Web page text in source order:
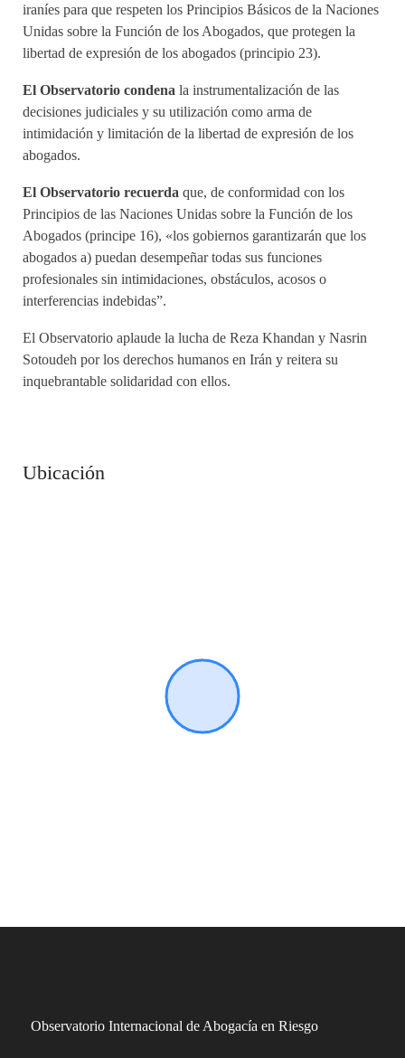
iraníes para que respeten los Principios Básicos de la Naciones
Unidas sobre la Función de los Abogados, que protegen la
libertad de expresión de los abogados (principio 23).
El Observatorio condena la instrumentalización de las
decisiones judiciales y su utilización como arma de
intimidación y limitación de la libertad de expresión de los
abogados.
El Observatorio recuerda que, de conformidad con los
Principios de las Naciones Unidas sobre la Función de los
Abogados (principe 16), «los gobiernos garantizarán que los
abogados a) puedan desempeñar todas sus funciones
profesionales sin intimidaciones, obstáculos, acosos o
interferencias indebidas”.
El Observatorio aplaude la lucha de Reza Khandan y Nasrin
Sotoudeh por los derechos humanos en Irán y reitera su
inquebrantable solidaridad con ellos.
Ubicación
Observatorio Internacional de Abogacía en Riesgo